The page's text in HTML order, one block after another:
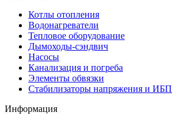
Котлы отопления
Водонагреватели
Тепловое оборудование
Дымоходы-сэндвич
Насосы
Канализация и погреба
Элементы обвязки
Стабилизаторы напряжения и ИБП
Информация